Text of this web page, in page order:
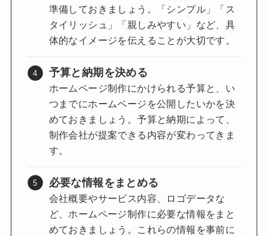
準備しておきましょう。「シンプル」「ス
タイリッシュ」「親しみやすい」など、具
体的なイメージを伝えることが大切です。
予算と納期を決める
ホームページ制作にかけられる予算と、い
つまでにホームページを公開したいかを決
めておきましょう。予算と納期によって、
制作会社が提案できる内容が変わってきま
す。
必要な情報をまとめる
会社概要やサービス内容、ロゴデータな
ど、ホームページ制作に必要な情報をまと
めておきましょう。これらの情報を事前に